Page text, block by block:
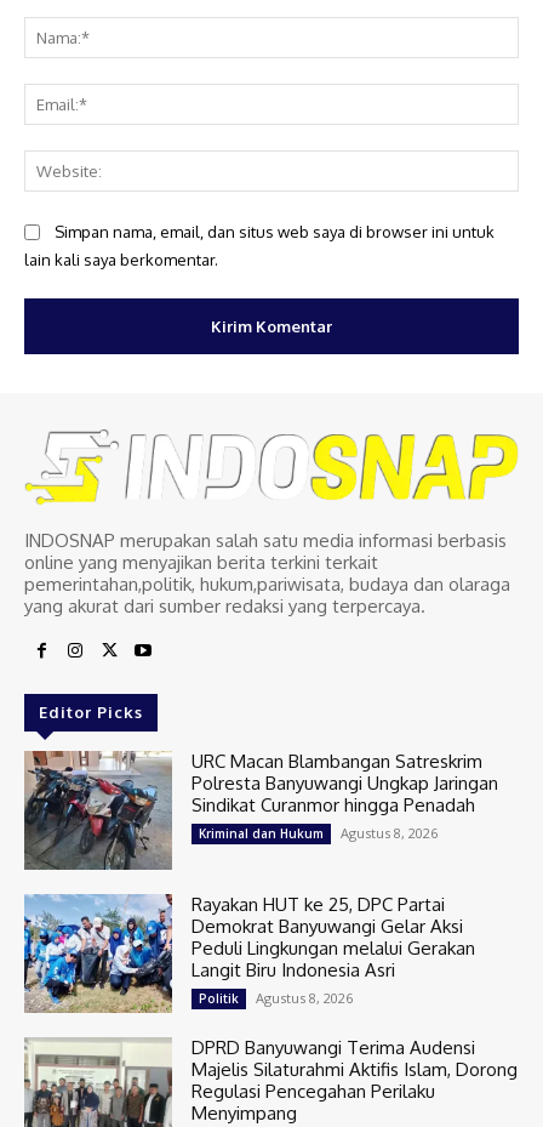
Simpan nama, email, dan situs web saya di browser ini untuk
lain kali saya berkomentar.
INDOSNAP merupakan salah satu media informasi berbasis
online yang menyajikan berita terkini terkait
pemerintahan,politik, hukum,pariwisata, budaya dan olaraga
yang akurat dari sumber redaksi yang terpercaya.
Editor Picks
URC Macan Blambangan Satreskrim
Polresta Banyuwangi Ungkap Jaringan
Sindikat Curanmor hingga Penadah
Kriminal dan Hukum Agustus 8, 2026
Rayakan HUT ke 25, DPC Partai
Demokrat Banyuwangi Gelar Aksi
Peduli Lingkungan melalui Gerakan
Langit Biru Indonesia Asri
Politik Agustus 8, 2026
DPRD Banyuwangi Terima Audensi
Majelis Silaturahmi Aktifis Islam, Dorong
Regulasi Pencegahan Perilaku
Menyimpang